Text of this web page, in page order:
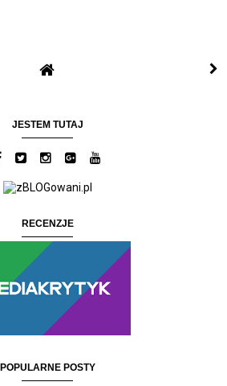
JESTEM TUTAJ
RECENZJE
POPULARNE POSTY